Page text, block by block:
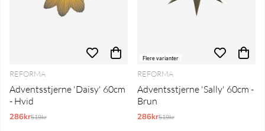
REFORMA
Adventsstjerne 'Daisy' 60cm
- Hvid
286krNormalpris:
519kr
Flere varianter
REFORMA
Adventsstjerne 'Sally' 60cm -
Brun
286krNormalpris:
519kr